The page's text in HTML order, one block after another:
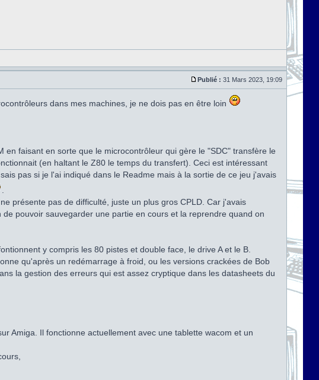
Publié : 31 Mars 2023, 19:09
dans mes machines, je ne dois pas en être loin
faisant en sorte que le microcontrôleur qui gère le "SDC" transfère le
(en haltant le Z80 le temps du transfert). Ceci est intéressant
pas si je l'ai indiqué dans le Readme mais à la sortie de ce jeu j'avais
présente pas de difficulté, juste un plus gros CPLD. Car j'avais
pouvoir sauvegarder une partie en cours et la reprendre quand on
y compris les 80 pistes et double face, le drive A et le B.
qu'après un redémarrage à froid, ou les versions crackées de Bob
la gestion des erreurs qui est assez cryptique dans les datasheets du
Amiga. Il fonctionne actuellement avec une tablette wacom et un